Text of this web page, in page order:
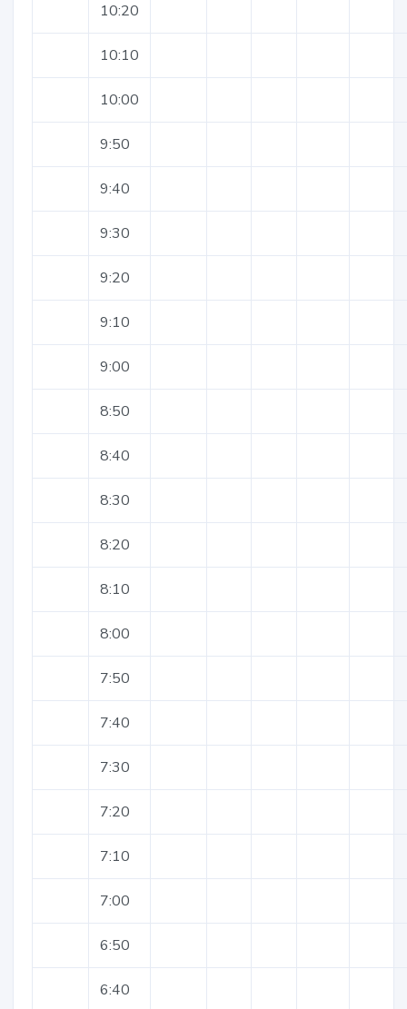
10:20
10:10
10:00
9:50
9:40
9:30
9:20
9:10
9:00
8:50
8:40
8:30
8:20
8:10
8:00
7:50
7:40
7:30
7:20
7:10
7:00
6:50
6:40